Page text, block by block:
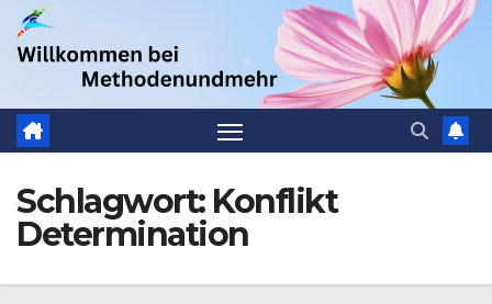
Zum
Inhalt
.
Schlagwort: Konflikt
Determination